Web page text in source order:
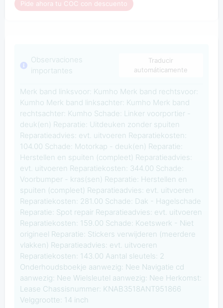
Pide ahora tu COC con descuento
Observaciones
importantes
Traducir
automáticamente
Merk band linksvoor: Kumho Merk band rechtsvoor:
Kumho Merk band linksachter: Kumho Merk band
rechtsachter: Kumho Schade: Linker voorportier -
deuk(en) Reparatie: Uitdeuken zonder spuiten
Reparatieadvies: evt. uitvoeren Reparatiekosten:
104.00 Schade: Motorkap - deuk(en) Reparatie:
Herstellen en spuiten (compleet) Reparatieadvies:
evt. uitvoeren Reparatiekosten: 344.00 Schade:
Voorbumper - kras(sen) Reparatie: Herstellen en
spuiten (compleet) Reparatieadvies: evt. uitvoeren
Reparatiekosten: 281.00 Schade: Dak - Hagelschade
Reparatie: Spot repair Reparatieadvies: evt. uitvoeren
Reparatiekosten: 159.00 Schade: Koetswerk - Niet
origineel Reparatie: Stickers verwijderen (meerdere
vlakken) Reparatieadvies: evt. uitvoeren
Reparatiekosten: 143.00 Aantal sleutels: 2
Onderhoudsboekje aanwezig: Nee Navigatie cd
aanwezig: Nee Wielsleutel aanwezig: Nee Herkomst:
Lease Chassisnummer: KNAB3518ANT951866
Velggrootte: 14 inch